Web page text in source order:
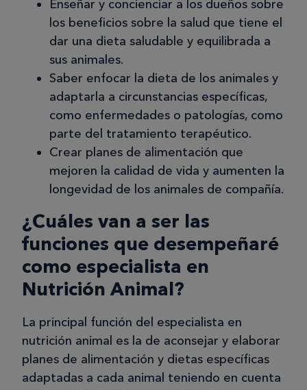
Enseñar y concienciar a los dueños sobre
los beneficios sobre la salud que tiene el
dar una dieta saludable y equilibrada a
sus animales.
Saber enfocar la dieta de los animales y
adaptarla a circunstancias específicas,
como enfermedades o patologías, como
parte del tratamiento terapéutico.
Crear planes de alimentación que
mejoren la calidad de vida y aumenten la
longevidad de los animales de compañía.
¿Cuáles van a ser las
funciones que desempeñaré
como especialista en
Nutrición Animal?
La principal función del especialista en
nutrición animal es la de aconsejar y elaborar
planes de alimentación y dietas específicas
adaptadas a cada animal teniendo en cuenta